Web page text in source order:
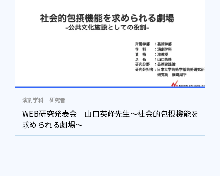
演劇学科 研究者
WEB研究発表会 山口英峰先生～社会的包摂機能を
求められる劇場～